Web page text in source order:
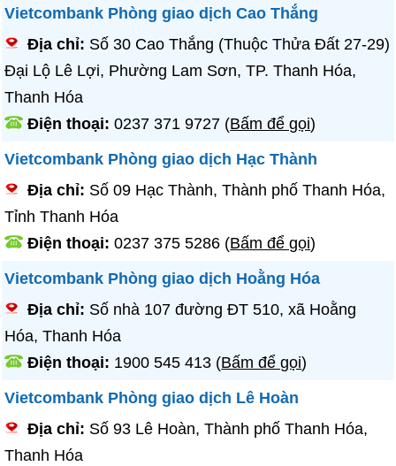
Vietcombank Phòng giao dịch Cao Thắng
Địa chỉ: Số 30 Cao Thắng (Thuộc Thửa Đất 27-29)
Đại Lộ Lê Lợi, Phường Lam Sơn, TP. Thanh Hóa,
Thanh Hóa
Điện thoại:0237 371 9727 (Bấm để gọi)
Vietcombank Phòng giao dịch Hạc Thành
Địa chỉ: Số 09 Hạc Thành, Thành phố Thanh Hóa,
Tỉnh Thanh Hóa
Điện thoại:0237 375 5286 (Bấm để gọi)
Vietcombank Phòng giao dịch Hoằng Hóa
Địa chỉ: Số nhà 107 đường ĐT 510, xã Hoằng
Hóa, Thanh Hóa
Điện thoại: 1900 545 413 (Bấm để gọi)
Vietcombank Phòng giao dịch Lê Hoàn
Địa chỉ: Số 93 Lê Hoàn, Thành phố Thanh Hóa,
Thanh Hóa